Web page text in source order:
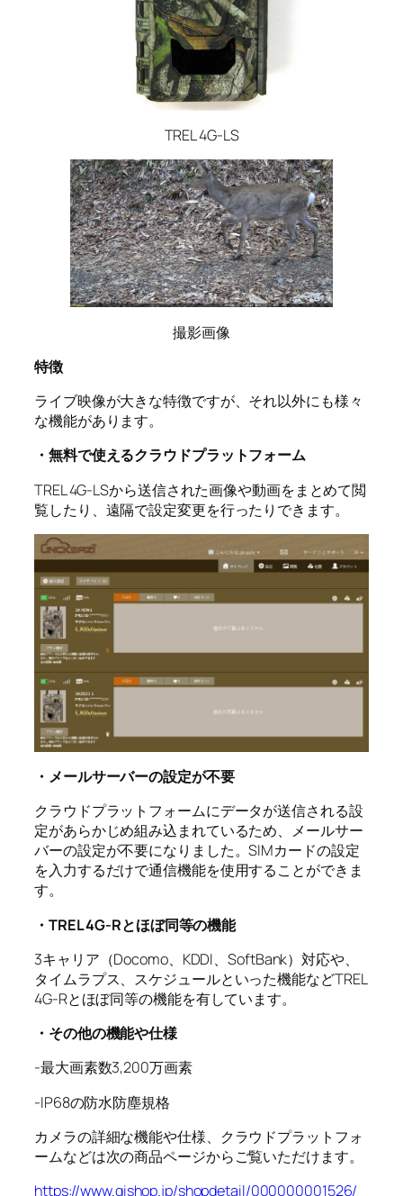
TREL 4G-LS
撮影画像
特徴
ライブ映像が大きな特徴ですが、それ以外にも様々
な機能があります。
・無料で使えるクラウドプラットフォーム
TREL 4G-LSから送信された画像や動画をまとめて閲
覧したり、遠隔で設定変更を行ったりできます。
・メールサーバーの設定が不要
クラウドプラットフォームにデータが送信される設
定があらかじめ組み込まれているため、メールサー
バーの設定が不要になりました。SIMカードの設定
を入力するだけで通信機能を使用することができま
す。
・TREL 4G-Rとほぼ同等の機能
3キャリア（Docomo、KDDI、SoftBank）対応や、
タイムラプス、スケジュールといった機能などTREL
4G-Rとほぼ同等の機能を有しています。
・その他の機能や仕様
-最大画素数3,200万画素
-IP68の防水防塵規格
カメラの詳細な機能や仕様、クラウドプラットフォ
ームなどは次の商品ページからご覧いただけます。
https://www.gishop.jp/shopdetail/000000001526/